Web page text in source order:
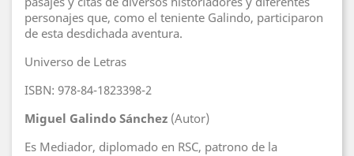
personajes que, como el teniente Galindo, participaron
de esta desdichada aventura.
Universo de Letras
ISBN: 978-84-1823398-2
Miguel Galindo Sánchez (Autor)
Es Mediador, diplomado en RSC, patrono de la